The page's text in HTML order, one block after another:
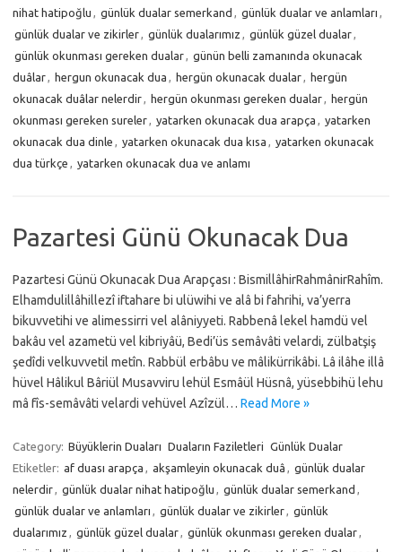
nihat hatipoğlu , günlük dualar semerkand , günlük dualar ve anlamları ,
günlük dualar ve zikirler, günlük dualarımız , günlük güzel dualar,
günlük okunması gereken dualar, günün belli zamanında okunacak
duâlar, hergun okunacak dua , hergün okunacak dualar, hergün
okunacak duâlar nelerdir, hergün okunması gereken dualar, hergün
okunması gereken sureler, yatarken okunacak dua arapça , yatarken
okunacak dua dinle , yatarken okunacak dua kısa , yatarken okunacak
dua türkçe , yatarken okunacak dua ve anlamı
Pazartesi Günü Okunacak Dua
Pazartesi Günü Okunacak Dua Arapçası : BismillâhirRahmânirRahîm.
Elhamdulillâhillezî iftahare bi ulüwihi ve alâ bi fahrihi, va’yerra
bikuvvetihi ve alimessirri vel alâniyyeti. Rabbenâ lekel hamdü vel
bakâu vel azametü vel kibriyâü, Bedi’üs semâvâti velardi, zülbatşiş
şedîdi velkuvvetil metîn. Rabbül erbâbu ve mâlikürrikâbi. Lâ ilâhe illâ
hüvel Hâlikul Bâriül Musavviru lehül Esmâül Hüsnâ, yüsebbihü lehu
mâ fîs-semâvâti velardi vehüvel Azîzül… Read More »
Category: Büyüklerin Duaları Duaların Faziletleri Günlük Dualar
Etiketler: af duası arapça , akşamleyin okunacak duâ , günlük dualar
nelerdir, günlük dualar nihat hatipoğlu , günlük dualar semerkand ,
günlük dualar ve anlamları , günlük dualar ve zikirler, günlük
dualarımız , günlük güzel dualar, günlük okunması gereken dualar,